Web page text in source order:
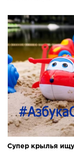
Супер крылья